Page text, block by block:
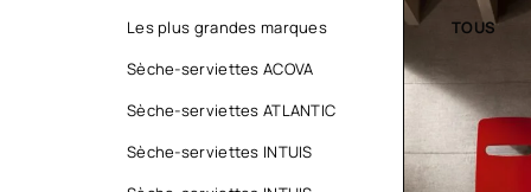
Les plus grandes marques
Sèche-serviettes ACOVA
Sèche-serviettes ATLANTIC
Sèche-serviettes INTUIS
TOUS